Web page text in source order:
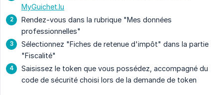
MyGuichet.lu
Rendez-vous dans la rubrique "Mes données
professionnelles"
Sélectionnez "Fiches de retenue d'impôt" dans la partie
"Fiscalité"
Saisissez le token que vous possédez, accompagné du
code de sécurité choisi lors de la demande de token